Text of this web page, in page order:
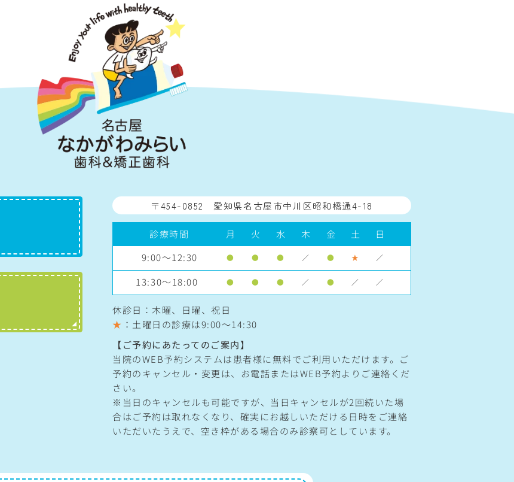
〒454-0852 愛知県名古屋市中川区昭和橋通4-18
診療時間 月 火 水 木 金 土
日
9:00～12:30
● ● ● ／ ● ★ ／
13:30～18:00 ● ● ● ／ ● ／ ／
休診日：木曜、日曜、祝日
★ ：土曜日の診療は9:00〜14:30
【ご予約にあたってのご案内】
当院のWEB予約システムは患者様に無料でご利用いただけます。ご
予約のキャンセル・変更は、お電話またはWEB予約よりご連絡くだ
さい。
※当日のキャンセルも可能ですが、当日キャンセルが2回続いた場
合はご予約は取れなくなり、確実にお越しいただける日時をご連絡
いただいたうえで、空き枠がある場合のみ診察可としています。